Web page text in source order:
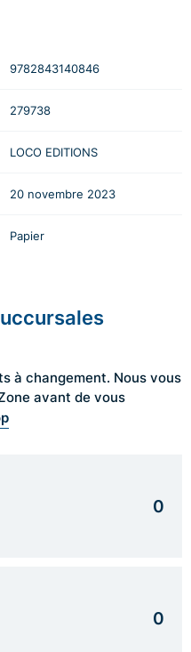
9782843140846
279738
LOCO EDITIONS
20 novembre 2023
Papier
à changement. Nous vous
avant de vous
0
0